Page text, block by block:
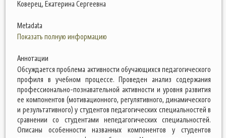
Коверец, Екатерина Сергеевна
Metadata
Показать полную информацию
Аннотации
Обсуждается проблема активности обучающихся педагогического
профиля в учебном процессе. Проведен анализ содержания
профессионально-познавательной активности и уровня развития
ее компонентов (мотивационного, регулятивного, динамического
и результативного) у студентов педагогических специальностей в
сравнении со студентами непедагогических специальностей.
Описаны особенности названных компонентов у студентов